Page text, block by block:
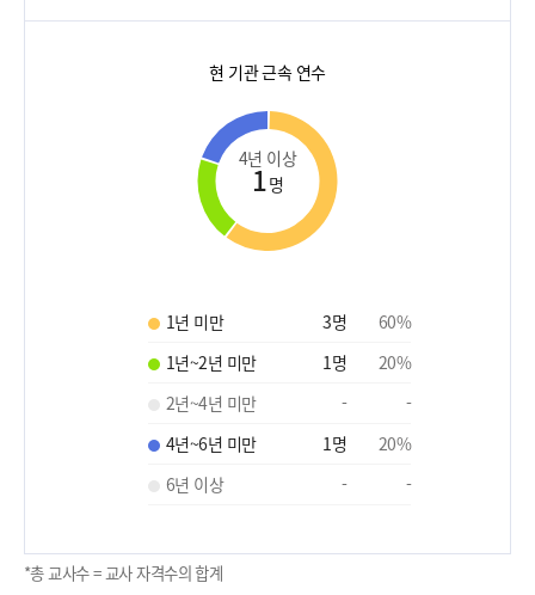
현 기관 근속 연수
4년 이상
1명
1년 미만 3명 60%
1년~2년 미만
1명 20%
2년~4년 미만
-
-
4년~6년 미만
1명 20%
6년 이상
- -
*총 교사수 = 교사 자격수의 합계